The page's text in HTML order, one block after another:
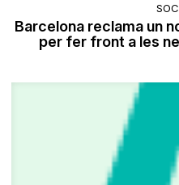
Barcelona reclama un
per fer front a les